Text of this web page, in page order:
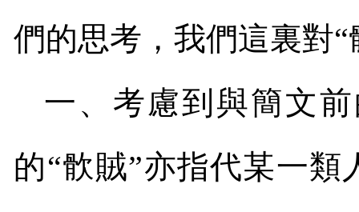
們的思考，我們這裏對
一、考慮到與簡文
的“䯉賊”亦指代某一類